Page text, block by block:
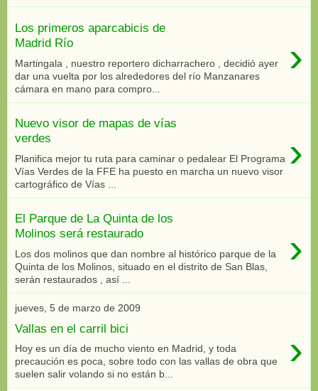
Los primeros aparcabicis de
Madrid Río
›
Martingala , nuestro reportero dicharrachero , decidió ayer
dar una vuelta por los alrededores del río Manzanares
cámara en mano para compro...
Nuevo visor de mapas de vías
verdes
›
Planifica mejor tu ruta para caminar o pedalear El Programa
Vías Verdes de la FFE ha puesto en marcha un nuevo visor
cartográfico de Vías ...
El Parque de La Quinta de los
Molinos será restaurado
›
Los dos molinos que dan nombre al histórico parque de la
Quinta de los Molinos, situado en el distrito de San Blas,
serán restaurados , así ...
jueves, 5 de marzo de 2009
Vallas en el carril bici ›
Hoy es un día de mucho viento en Madrid, y toda
precaución es poca, sobre todo con las vallas de obra que
suelen salir volando si no están b...